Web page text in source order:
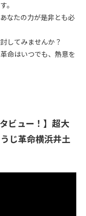
。
なたの力が是非とも必
してみませんか？
命はいつでも、熱意を
ビュー！】超大
じ革命横浜井土